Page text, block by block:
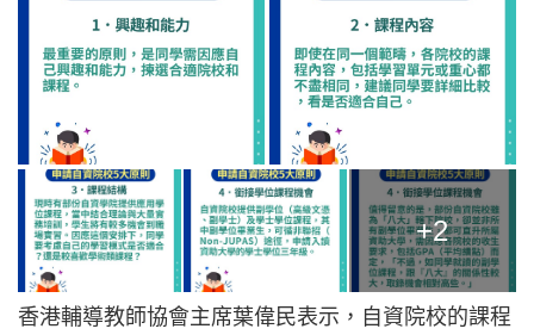
+2
香港輔導教師協會主席葉偉民表示，自資院校的課程